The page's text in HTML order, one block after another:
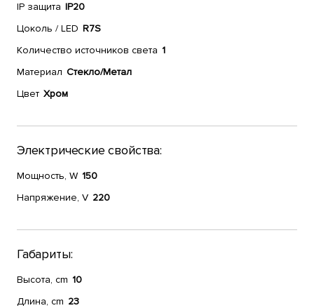
IP защита IP20
Цоколь / LED R7S
Количество источников света 1
Материал Стекло/Метал
Цвет Хром
Электрические свойства:
Мощность, W 150
Напряжение, V 220
Габариты:
Высота, cm 10
Длина, cm 23